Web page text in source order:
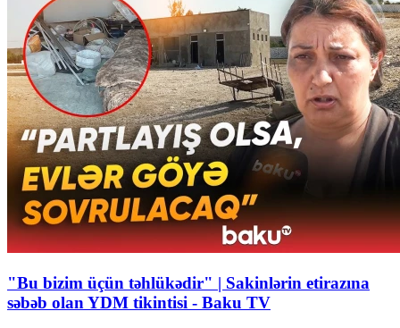
"Bu bizim üçün təhlükədir" | Sakinlərin etirazına
səbəb olan YDM tikintisi - Baku TV